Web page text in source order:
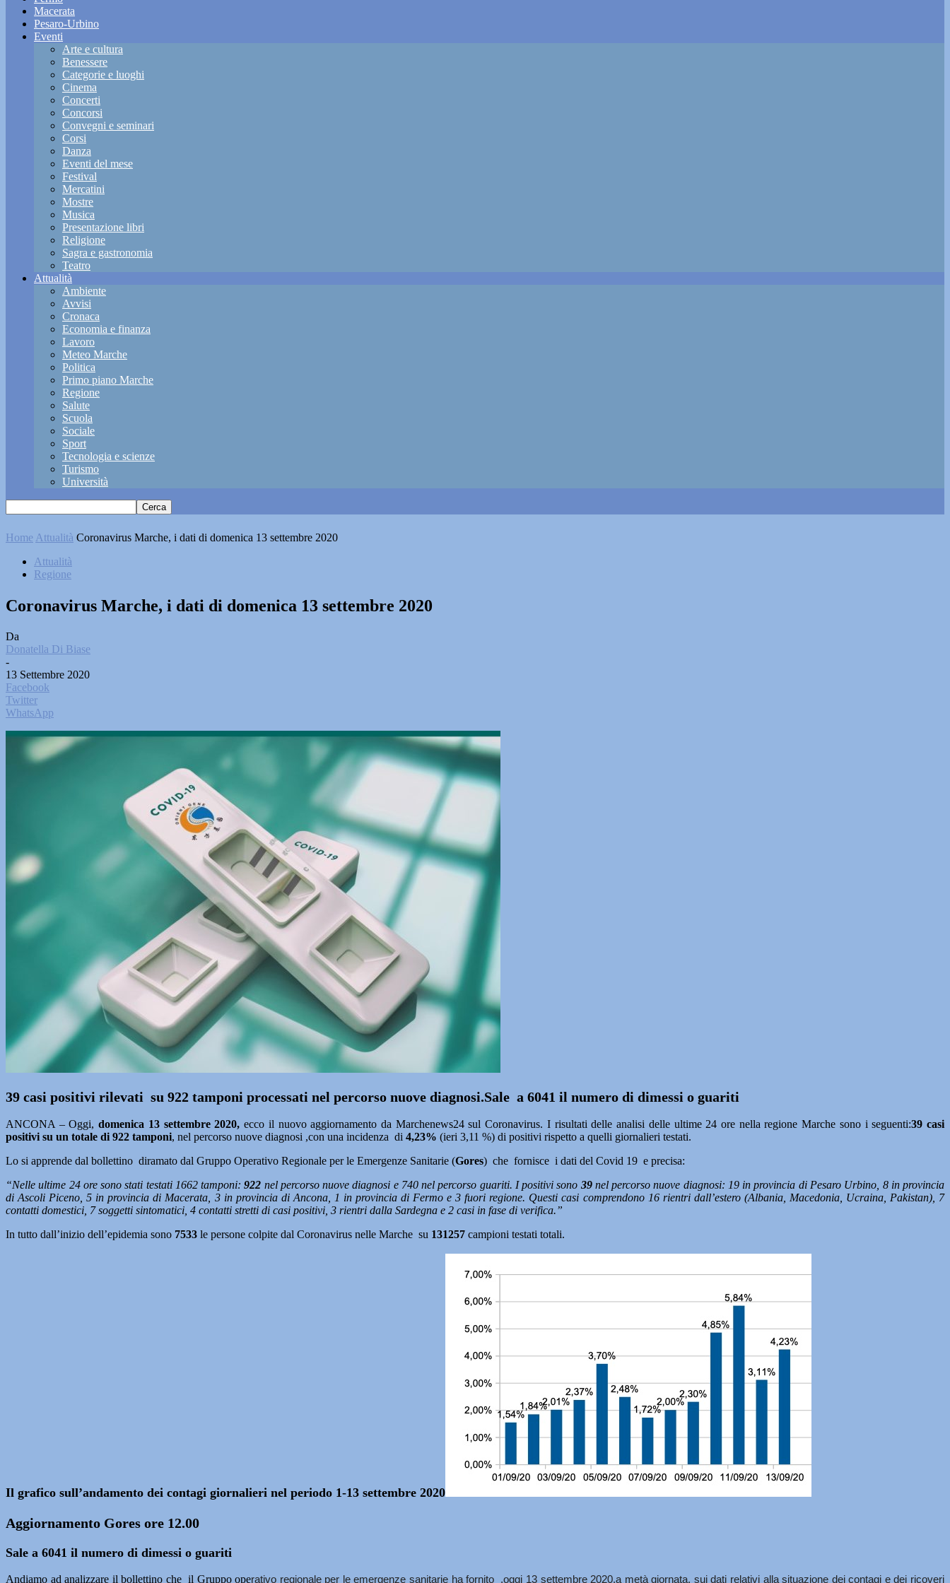
Macerata
Pesaro-Urbino
Eventi
Arte e cultura
Benessere
Categorie e luoghi
Cinema
Concerti
Concorsi
Convegni e seminari
Corsi
Danza
Eventi del mese
Festival
Mercatini
Mostre
Musica
Presentazione libri
Religione
Sagra e gastronomia
Teatro
Attualità
Ambiente
Avvisi
Cronaca
Economia e finanza
Lavoro
Meteo Marche
Politica
Primo piano Marche
Regione
Salute
Scuola
Sociale
Sport
Tecnologia e scienze
Turismo
Università
Home Attualità Coronavirus Marche, i dati di domenica 13 settembre 2020
Attualità
Regione
Coronavirus Marche, i dati di domenica 13 settembre 2020
Da
Donatella Di Biase
-
13 Settembre 2020
Facebook
Twitter
WhatsApp
39 casi positivi rilevati su 922 tamponi processati nel percorso nuove diagnosi.Sale a 6041 il numero di dimessi o guariti
ANCONA – Oggi,domenica 13 settembre 2020,ecco il nuovo aggiornamento da Marchenews24 sul Coronavirus. I risultati delle analisi delle ultime 24 ore nella regione Marche sono i seguenti:39 casi
positivi su un totale di 922 tamponi, nel percorso nuove diagnosi ,con una incidenza di 4,23% (ieri 3,11 %) di positivi rispetto a quelli giornalieri testati.
Lo si apprende dal bollettino diramato dal Gruppo Operativo Regionale per le Emergenze Sanitarie (Gores) che fornisce i dati del Covid 19 e precisa:
“Nelle ultime 24 ore sono stati testati 1662 tamponi:922 nel percorso nuove diagnosi e 740 nel percorso guariti. I positivi sono 39nel percorso nuove diagnosi: 19 in provincia di Pesaro Urbino, 8 in provincia
di Ascoli Piceno, 5 in provincia di Macerata, 3 in provincia di Ancona, 1 in provincia di Fermo e 3 fuori regione. Questi casi comprendono 16 rientri dall’estero (Albania, Macedonia, Ucraina, Pakistan), 7
contatti domestici, 7 soggetti sintomatici, 4 contatti stretti di casi positivi, 3 rientri dalla Sardegna e 2 casi in fase di verifica.”
In tutto dall’inizio dell’epidemia sono 7533 le persone colpite dal Coronavirus nelle Marche su 131257 campioni testati totali.
Il grafico sull’andamento dei contagi giornalieri nel periodo 1-13 settembre 2020
Aggiornamento Gores ore 12.00
Sale a 6041 il numero di dimessi o guariti
Andiamo ad analizzare il bollettino che il Gruppo operativo regionale per le emergenze sanitarie ha fornito ,oggi 13 settembre 2020,a metà giornata, sui dati relativi alla situazione dei contagi e dei ricoveri